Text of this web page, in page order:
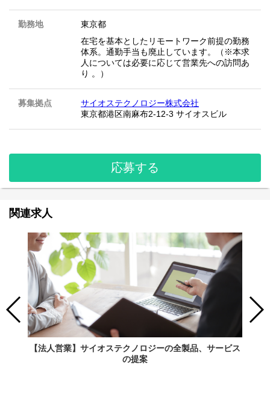
勤務地
東京都
在宅を基本としたリモートワーク前提の勤務
体系。通勤手当も廃止しています。（※本求
人については必要に応じて営業先への訪問あ
り 。）
募集拠点
サイオステクノロジー株式会社
東京都港区南麻布2-12-3 サイオスビル
応募する
関連求人
【法人営業】サイオステクノロジーの全製品、サービス
の提案